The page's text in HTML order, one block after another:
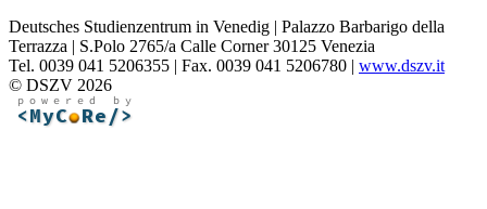
Deutsches Studienzentrum in Venedig | Palazzo Barbarigo della
Terrazza | S.Polo 2765/a Calle Corner 30125 Venezia
Tel. 0039 041 5206355 | Fax. 0039 041 5206780 | www.dszv.it
© DSZV 2026